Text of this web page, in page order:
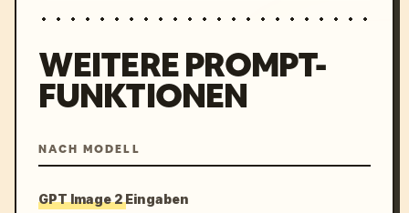
WEITERE PROMPT-
FUNKTIONEN
NACH MODELL
GPT Image 2 Eingaben